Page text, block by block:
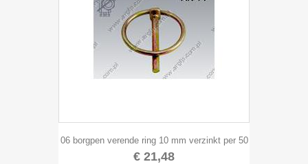
06 borgpen verende ring 10 mm verzinkt per 50
€ 21,48